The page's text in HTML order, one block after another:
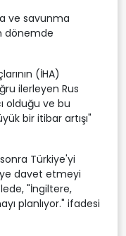
ve savunma
dönemde
(İHA)
ilerleyen Rus
olduğu ve bu
bir itibar artışı"
Türkiye'yi
davet etmeyi
"İngiltere,
planlıyor." ifadesi